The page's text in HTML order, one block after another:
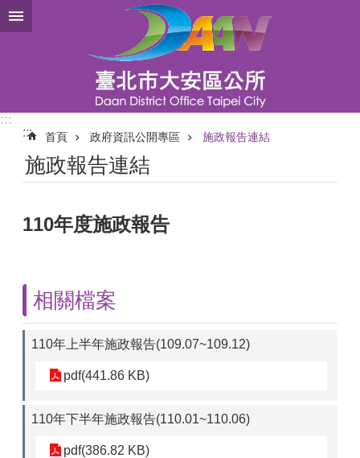
跳到主要內容區塊
:::
:::
首頁 政府資訊公開專區 施政報告連結
施政報告連結
110年度施政報告
相關檔案
110年上半年施政報告(109.07~109.12)
pdf(441.86 KB)
110年下半年施政報告(110.01~110.06)
pdf(386.82 KB)